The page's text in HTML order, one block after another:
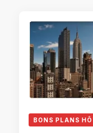
BONS PLANS